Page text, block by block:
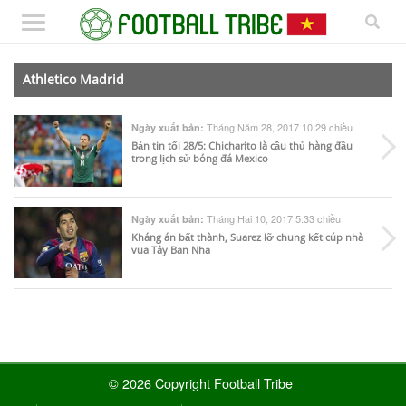
Athletico Madrid
Ngày xuất bản: Tháng Năm 28, 2017 10:29 chiều
Bản tin tối 28/5: Chicharito là cầu thủ hàng đầu
trong lịch sử bóng đá Mexico
Ngày xuất bản: Tháng Hai 10, 2017 5:33 chiều
Kháng án bất thành, Suarez lỡ chung kết cúp nhà
vua Tây Ban Nha
© 2026 Copyright Football Tribe